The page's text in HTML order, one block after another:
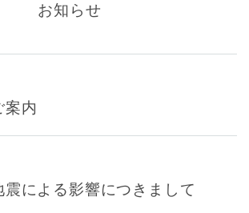
お知らせ
案内
震による影響につきまして